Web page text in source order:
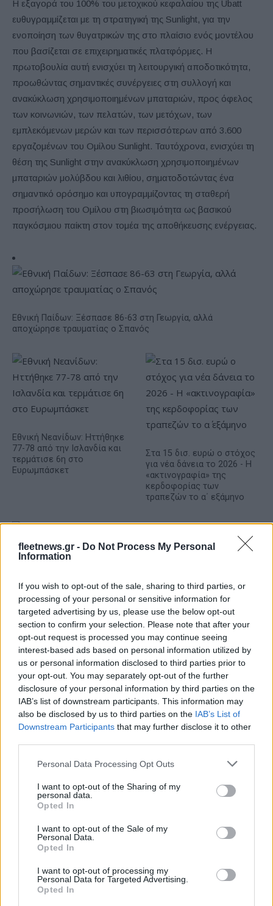
fleetnews.gr - Do Not Process My Personal
Information
If you wish to opt-out of the sale, sharing to third parties, or
processing of your personal or sensitive information for
targeted advertising by us, please use the below opt-out
section to confirm your selection. Please note that after your
opt-out request is processed you may continue seeing
interest-based ads based on personal information utilized by
us or personal information disclosed to third parties prior to
your opt-out. You may separately opt-out of the further
disclosure of your personal information by third parties on the
IAB’s list of downstream participants. This information may
also be disclosed by us to third parties on the IAB’s List of
Downstream Participants that may further disclose it to other
Please note that this website/app uses one or more Google
not limited to your visit or usage behaviour. You may click to
grant or deny consent to Google and its third-party tags to
use your data for below specified purposes in below Google
consent section.
Personal Data Processing Opt Outs
I want to opt-out of the Sharing of my
personal data.
Opted In
I want to opt-out of the Sale of my
Personal Data.
Opted In
I want to opt-out of processing my
Personal Data for Targeted Advertising.
Opted In
Η εξαγορά του 100% του μετοχικού κεφαλαίου της Ubatt
ευθυγραμμίζεται με τη στρατηγική της Sunlight, για την
ενοποίηση των θυγατρικών της στο πλαίσιο ενός μοντέλου
που βασίζεται σε επιχειρηματικές πλατφόρμες. Η
πρωτοβουλία αυτή ενισχύει τη λειτουργική αποδοτικότητα,
προωθώντας σημαντικές συνέργειες στη συλλογή και
ανακύκλωση χρησιμοποιημένων μπαταριών, προς όφελος
των κοινωνιών, των πελατών, των μετόχων, των
εμπλεκόμενων μερών και των περισσότερων από 3.600
εργαζομένων του Ομίλου Sunlight. Ταυτόχρονα, ενισχύει τη
θέση της Sunlight στην ανακύκλωση χρησιμοποιημένων
μπαταριών μολύβδου και λιθίου, σηματοδοτώντας ένα
σημαντικό ορόσημο και υπογραμμίζοντας τη σταθερή
προσήλωση του Ομίλου στη βιωσιμότητα ως βασικού
παγκόσμιου παίκτη στον τομέα της αποθήκευσης ενέργειας.
Εθνική Παίδων: Ξέσπασε 86-63 στη Γεωργία, αλλά
αποχώρησε τραυματίας ο Σπανός
Εθνική Νεανίδων: Ηττήθηκε
77-78 από την Ισλανδία και
τερμάτισε 6η στο
Ευρωμπάσκετ
Στα 15 δισ. ευρώ ο στόχος
για νέα δάνεια το 2026 - Η
«ακτινογραφία» της
κερδοφορίας των
τραπεζών το α΄ εξάμηνο
άνω των 2 GW σε Πολωνία και Ουγγαρία
Fourlis: Συμφωνία για την
πώληση συμμετοχής στο
Sofia South Ring Mall έναντι
49,35 εκατ. ευρώ
ΣΚΑΪ: Ολοκληρώθηκε η
θητεία του Γρηγόρη
Δημητριάδη - Ο Γιάννης
Αλαφούζος επιστρέφει στη
Media: Με ενίσχυση 8 εκατ. ευρώ σε 451 επιχειρήσεις
ΕΔΟΕΑΠ